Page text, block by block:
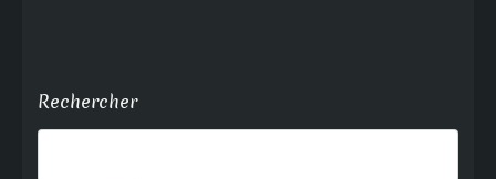
Rechercher